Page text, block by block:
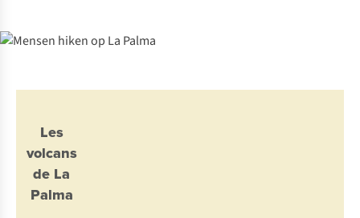
Les
volcans
de La
Palma